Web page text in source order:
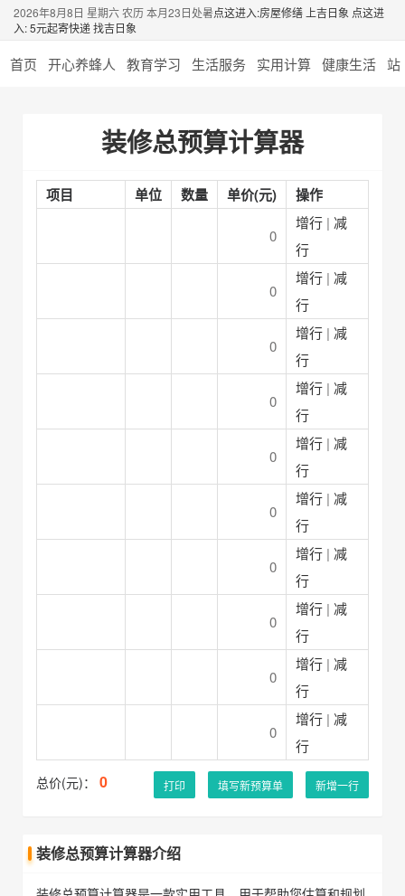
2026年8月8日 星期六 农历 本月23日处暑点这进入:房屋修缮 上吉日象 点这进
入: 5元起寄快递 找吉日象
首页 开心养蜂人 教育学习 生活服务 实用计算 健康生活 站
装修总预算计算器
项目 单位 数量 单价(元) 操作
0
增行 | 减
行
0
增行 | 减
行
0
增行 | 减
行
0
增行 | 减
行
0
增行 | 减
行
0
增行 | 减
行
0
增行 | 减
行
0
增行 | 减
行
0
增行 | 减
行
0
增行 | 减
行
总价(元)： 0 打印 填写新预算单 新增一行
装修总预算计算器介绍